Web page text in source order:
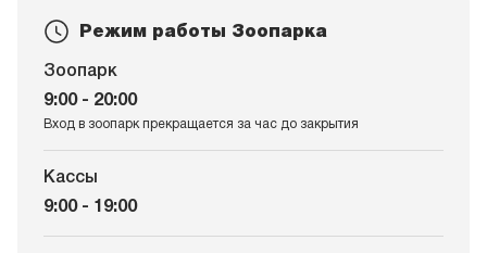
Режим работы Зоопаркa
Зоопарк
9:00 - 20:00
Вход в зоопарк прекращается за час до закрытия
Кассы
9:00 - 19:00